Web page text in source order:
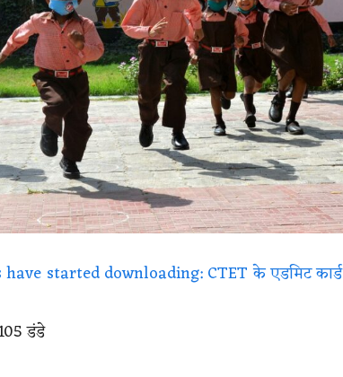
started downloading: CTET के एडमिट कार्ड
डंडे